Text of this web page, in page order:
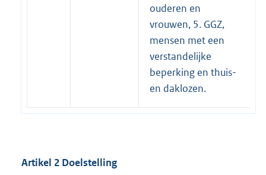
ouderen en
vrouwen, 5. GGZ,
mensen met een
verstandelijke
beperking en thuis-
en daklozen.
Artikel 2 Doelstelling